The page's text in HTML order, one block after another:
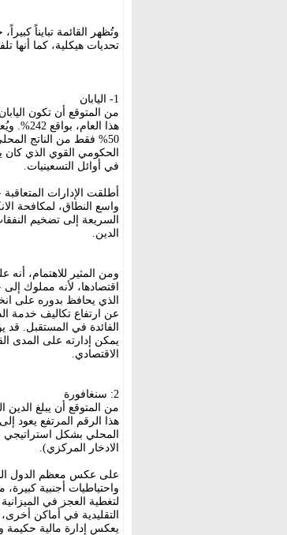
وتُظهر القائمة تبايناً
تحديات هيكلية، كما أنها
1- اليابان
من المتوقع أن تكون
50% فقط من الناتج
الحكومي القوي الذي كان
في أوائل التسعينيات.
أطلقت الإدارات
واسع النطاق، لمكافحة
السريعة إلى تضخيم
الدين.
ومن المثير للاهتمام، أنه
اقتصادها، لأنه مملوك
الذي يحافظ بدوره على
عن ارتفاع تكاليف خدمة
الفائدة في المستقبل. قد
يمكن إدارته على المدى
الاقتصادي.
2: سنغافورة
هذا الرقم المرتفع يعود
المحلي بشكل استراتيجي
الادخار المركزي).
على عكس معظم الدول
واحتياطيات أجنبية
لتغطية العجز في
التقليدية في أماكن
يعكس إدارة مالية حكيمة